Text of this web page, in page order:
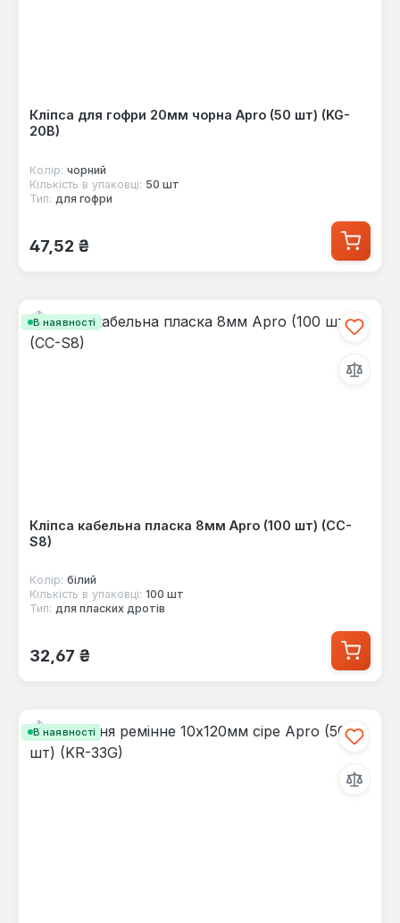
Кліпса для гофри 20мм чорна Apro (50 шт) (KG-
20B)
Колір: чорний
Кількість в упаковці: 50 шт
Тип: для гофри
Звичайна ціна:
47,52 ₴
В наявності
Кліпса кабельна пласка 8мм Apro (100 шт) (CC-
S8)
Колір: білий
Кількість в упаковці: 100 шт
Тип: для пласких дротів
Звичайна ціна:
32,67 ₴
В наявності